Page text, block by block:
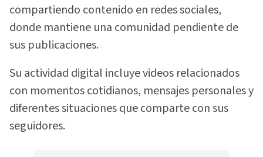
compartiendo contenido en redes sociales,
donde mantiene una comunidad pendiente de
sus publicaciones.
Su actividad digital incluye videos relacionados
con momentos cotidianos, mensajes personales y
diferentes situaciones que comparte con sus
seguidores.